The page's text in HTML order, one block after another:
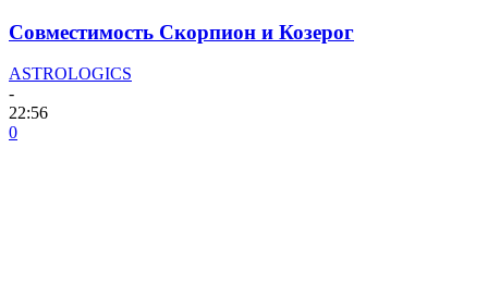
Совместимость Скорпион и Козерог
ASTROLOGICS
-
22:56
0